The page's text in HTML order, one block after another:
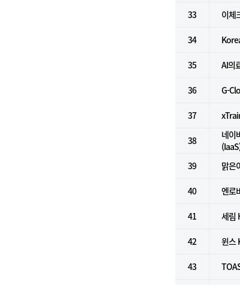
33 이체
34
35 AI의
36 G-
37
38
네이
39 맑은
40 엔로
41 세림
42 윈스
43